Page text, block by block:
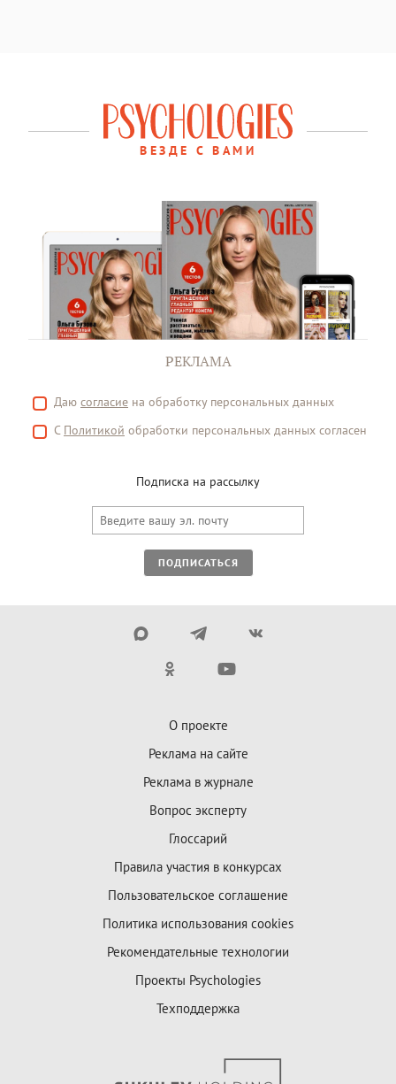
ВЕЗДЕ С ВАМИ
РЕКЛАМА
Даю согласие на обработку персональных данных
С Политикой обработки персональных данных согласен
Подписка на рассылку
ПОДПИСАТЬСЯ
О проекте
Реклама на сайте
Реклама в журнале
Вопрос эксперту
Глоссарий
Правила участия в конкурсах
Пользовательское соглашение
Политика использования cookies
Рекомендательные технологии
Проекты Psychologies
Техподдержка